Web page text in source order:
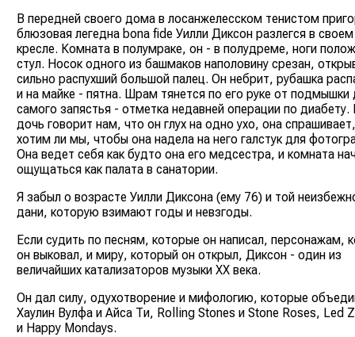
В передней своего дома в лосанжелесском тенистом
блюзовая легедна bona fide Уилли Диксон разлегся в своем
кресле. Комната в полумраке, он - в полудреме, ноги
стул. Носок одного из башмаков наполовину срезан,
сильно распухший большой палец. Он небрит, рубашка
и на майке - пятна. Шрам тянется по его руке от подмышки
самого запястья - отметка недавней операции по диабету.
дочь говорит нам, что он глух на одно ухо, она
хотим ли мы, чтобы она надела на него галстук для
Она ведет себя как будто она его медсестра, и комната
ощущаться как палата в санатории.
Я забыл о возрасте Уилли Диксона (ему 76) и той
дани, которую взимают годы и невзгоды.
Если судить по песням, которые он написал, персонажам,
он выковал, и миру, который он открыл, Диксон - один из
величайших катализаторов музыки ХХ века.
Он дал силу, одухотворение и мифологию, которые
Хаулин Вулфа и Айса Ти, Rolling Stones и Stone Roses, Led
и Happy Mondays.